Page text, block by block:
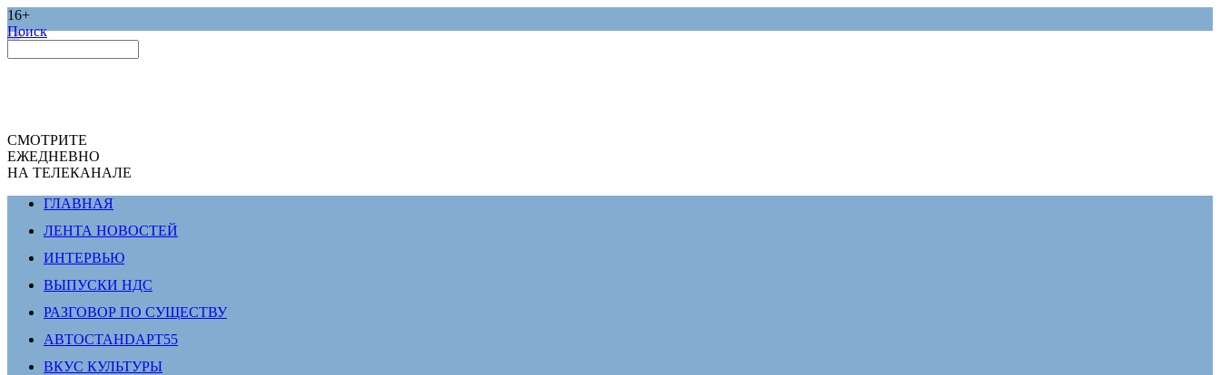
16+
Поиск
СМОТРИТЕ
ЕЖЕДНЕВНО
НА ТЕЛЕКАНАЛЕ
ГЛАВНАЯ
ЛЕНТА НОВОСТЕЙ
ИНТЕРВЬЮ
ВЫПУСКИ НДС
РАЗГОВОР ПО СУЩЕСТВУ
АВТОСТАНDАРТ55
ВКУС КУЛЬТУРЫ